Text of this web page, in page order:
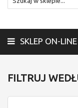
SKLEP ON-LINE
FILTRUJ